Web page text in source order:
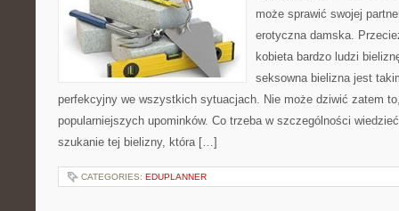
może sprawić swojej
erotyczna damska.
kobieta bardzo ludzi
seksowna bielizna jest
perfekcyjny we wszystkich sytuacjach. Nie może dziwić zatem
popularniejszych upominków. Co trzeba w szczególności
szukanie tej bielizny, która […]
CATEGORIES: EDUPLANNER